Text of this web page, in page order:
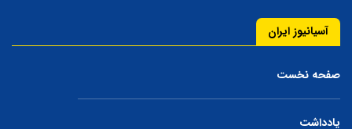
آسیانیوز ایران
صفحه نخست
یادداشت